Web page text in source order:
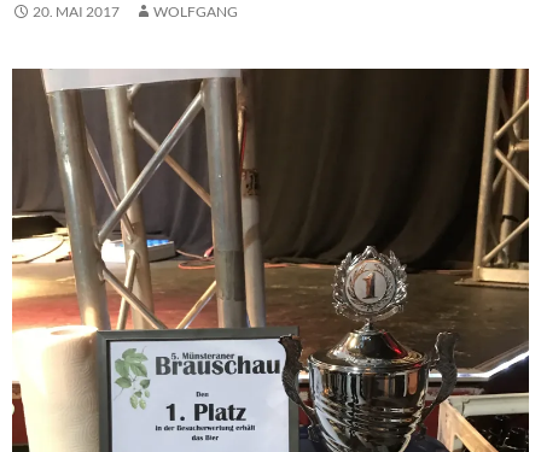
20. MAI 2017 WOLFGANG